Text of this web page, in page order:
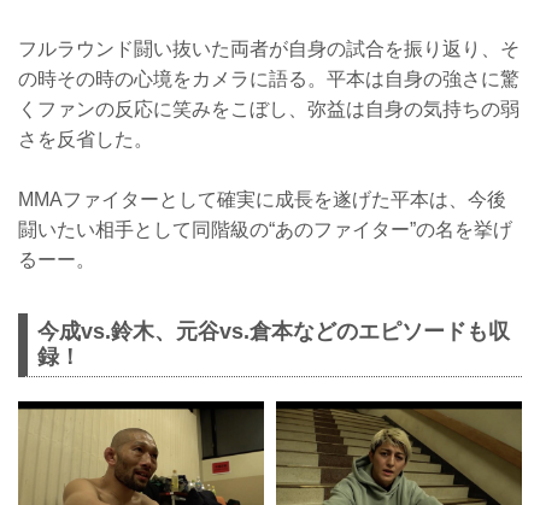
フルラウンド闘い抜いた両者が自身の試合を振り返り、そ
の時その時の心境をカメラに語る。平本は自身の強さに驚
くファンの反応に笑みをこぼし、弥益は自身の気持ちの弱
さを反省した。
MMAファイターとして確実に成長を遂げた平本は、今後
闘いたい相手として同階級の“あのファイター”の名を挙げ
るーー。
今成vs.鈴木、元谷vs.倉本などのエピソードも収
録！